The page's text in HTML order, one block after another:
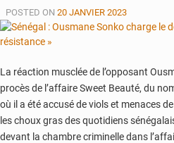
étend
ses
offres
paiements
digitaux
POSTED ON 20 JANVIER 2023
La réaction musclée de l’opposant
procès de l’affaire Sweet Beauté, du
où il a été accusé de viols et menaces
les choux gras des quotidiens
devant la chambre criminelle dans